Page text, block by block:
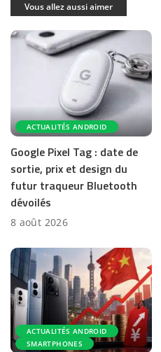
Vous allez aussi aimer
ACTUALITÉS ANDROID
Google Pixel Tag : date de
sortie, prix et design du
futur traqueur Bluetooth
dévoilés
8 août 2026
ACTUALITÉS ANDROID
SMARTPHONES